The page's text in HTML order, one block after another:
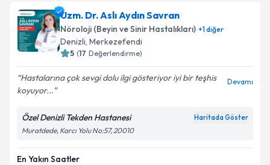
takvim hazırlandığında e-posta ile bilgilendireceğiz.
E-posta Adresiniz
kapsamda işlenmesini kabul ediyorum.
Uzm. Dr. Aslı Aydın Savran
Nöroloji (Beyin ve Sinir Hastalıkları) +1diğer
Denizli, Merkezefendi
5 (17 Değerlendirme)
Hastalarına çok sevgi dolu ilgi gösteriyor iyi bir teşhis
koyuyor...
Devamı
Özel Denizli Tekden Hastanesi Haritada Göster
Muratdede, Karcı Yolu No:57, 20010
En Yakın Saatler